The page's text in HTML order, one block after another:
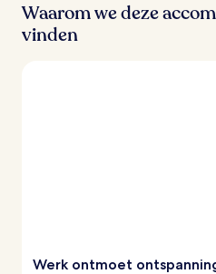
Waarom we deze
vinden
Werk ontmoet